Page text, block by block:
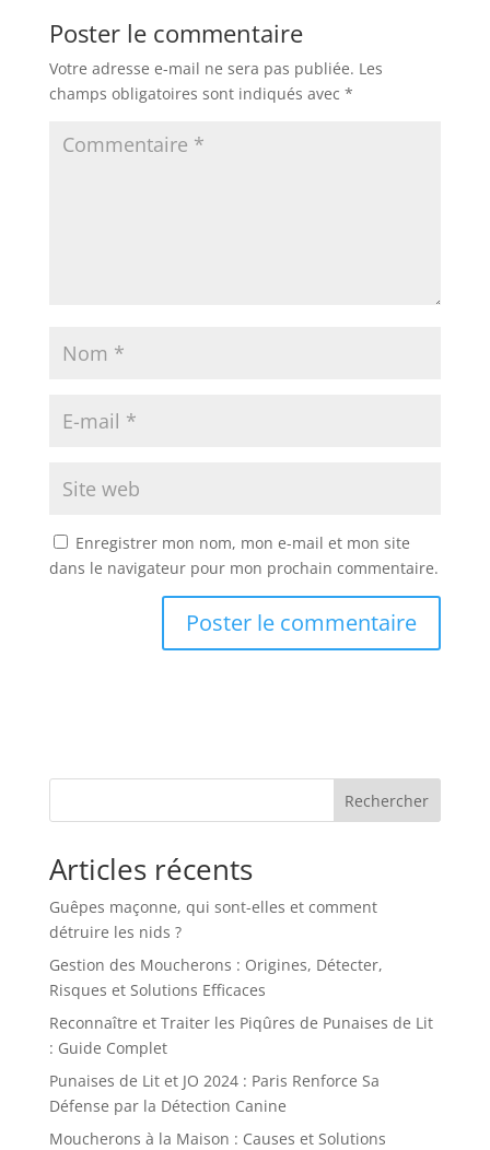
Poster le commentaire
Votre adresse e-mail ne sera pas publiée. Les
champs obligatoires sont indiqués avec *
Enregistrer mon nom, mon e-mail et mon site
dans le navigateur pour mon prochain commentaire.
Rechercher
Articles récents
Guêpes maçonne, qui sont-elles et comment
détruire les nids ?
Gestion des Moucherons : Origines, Détecter,
Risques et Solutions Efficaces
Reconnaître et Traiter les Piqûres de Punaises de Lit
: Guide Complet
Punaises de Lit et JO 2024 : Paris Renforce Sa
Défense par la Détection Canine
Moucherons à la Maison : Causes et Solutions